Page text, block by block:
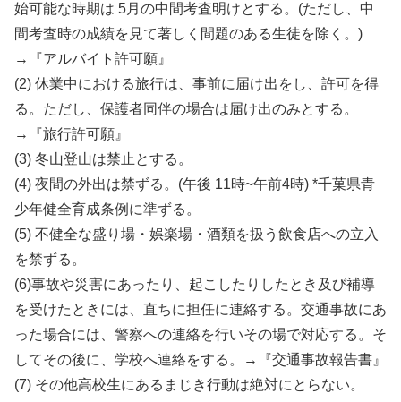
始可能な時期は 5月の中間考査明けとする。(ただし、中
間考査時の成績を見て著しく間題のある生徒を除く。)
→『アルバイト許可願』
(2) 休業中における旅行は、事前に届け出をし、許可を得
る。ただし、保護者同伴の場合は届け出のみとする。
→『旅行許可願』
(3) 冬山登山は禁止とする。
(4) 夜間の外出は禁ずる。(午後 11時~午前4時) *千菓県青
少年健全育成条例に準ずる。
(5) 不健全な盛り場・娯楽場・酒類を扱う飲食店への立入
を禁ずる。
(6)事故や災害にあったり、起こしたりしたとき及び補導
を受けたときには、直ちに担任に連絡する。交通事故にあ
った場合には、警察への連絡を行いその場で対応する。そ
してその後に、学校へ連絡をする。→『交通事故報告書』
(7) その他高校生にあるまじき行動は絶対にとらない。